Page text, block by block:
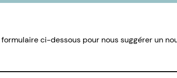
ci-dessous pour nous suggérer un